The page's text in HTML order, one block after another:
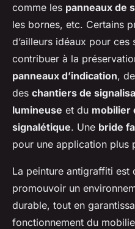
comme les panneaux de
les bornes, etc. Certains
d’ailleurs idéaux pour
contribuer à la
panneaux d’indication,
des chantiers de
lumineuse et du mobilier
signalétique. Une bride
pour une application plus
La peinture antigraffiti
promouvoir un
durable, tout en
fonctionnement du